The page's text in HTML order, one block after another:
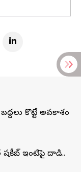
కొట్టే అవకాశం
షకీబ్‌ ఇంటిపై దాడి..